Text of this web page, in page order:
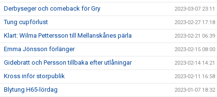
Derbyseger och comeback för Gry 2023-03-07 23:11
Tung cupförlust 2023-02-27 17:18
Klart: Wilma Pettersson till Mellanskånes pärla 2023-02-21 06:39
Emma Jönsson förlänger 2023-02-15 08:00
Gidebratt och Persson tillbaka efter utlåningar 2023-02-14 14:21
Kross inför storpublik 2023-02-11 16:58
Blytung H65-lördag 2023-01-07 18:32